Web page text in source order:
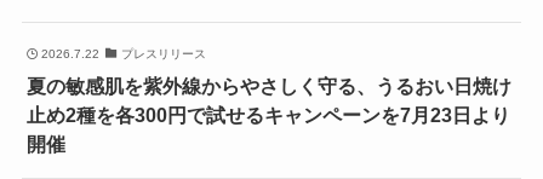
2026.7.22 プレスリリース
夏の敏感肌を紫外線からやさしく守る、うるおい日焼け
止め2種を各300円で試せるキャンペーンを7月23日より
開催